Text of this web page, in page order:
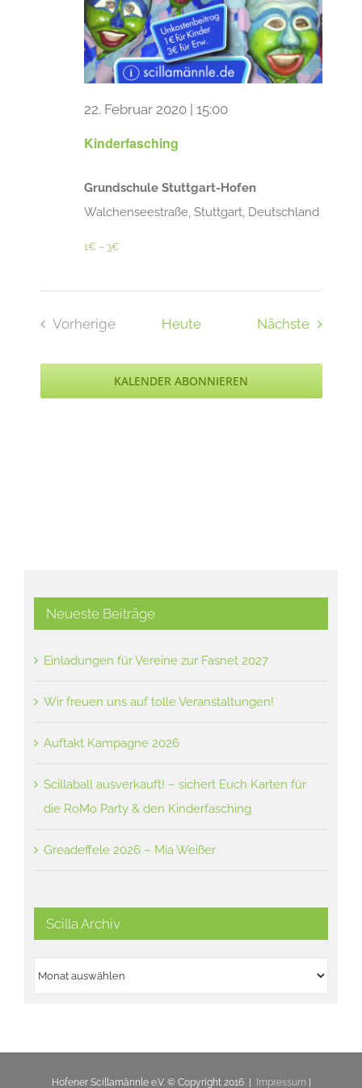
Kinderfasching
22. Februar 2020 | 15:00
Grundschule Stuttgart-Hofen
Walchenseestraße, Stuttgart, Deutschland
1€ – 3€
Vorherige
Heute Nächste
KALENDER ABONNIEREN
Neueste Beiträge
Einladungen für Vereine zur Fasnet 2027
Wir freuen uns auf tolle Veranstaltungen!
Auftakt Kampagne 2026
Scillaball ausverkauft! – sichert Euch Karten für
die RoMo Party & den Kinderfasching
Greadeffele 2026 – Mia Weißer
Scilla Archiv
Scilla
Hofener Scillamännle e.V. © Copyright 2016 | Impressum